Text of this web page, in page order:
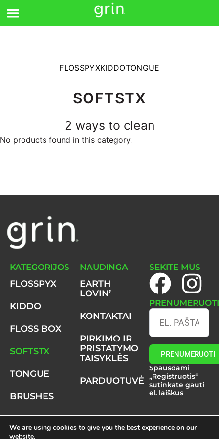
prie
FLOSSPYXKIDDOTONGUE
SOFTSTX
2 ways to clean
No products found in this category.
KATEGORIJOS
FLOSSPYX
KIDDO
FLOSS BOX
SOFTSTX
TONGUE
BRUSHES
NAUDINGA
EARTH
LOVIN’
KONTAKTAI
PIRKIMO IR
PRISTATYMO
TAISYKLĖS
PARDUOTUVĖ
SEKITE MUS
F
a
c
e
b
o
o
I
n
s
t
a
g
r
PRENUMERUOTI
PRENUMERUOTI
Spausdami
„Registruotis“
sutinkate gauti
el. laiškus
© 2025 Grin . All Rights Reserved.
We are using cookies to give you the best experience on our
website.